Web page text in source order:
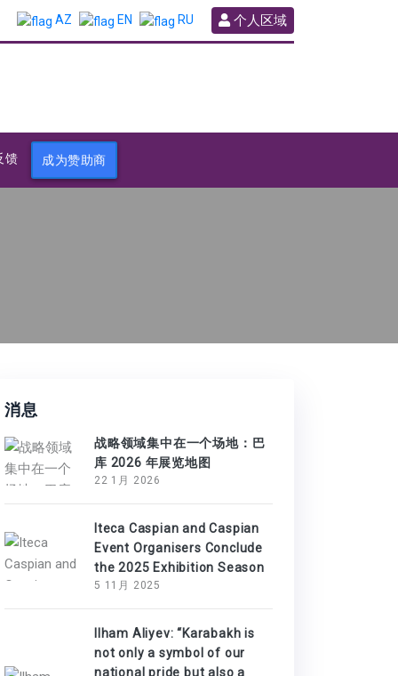
AZ EN RU 个人区域
馈 成为赞助商
消息
战略领域集中在一个场地：巴
库 2026 年展览地图
22 1月 2026
Iteca Caspian and Caspian
Event Organisers Conclude
the 2025 Exhibition Season
5 11月 2025
Ilham Aliyev: “Karabakh is
not only a symbol of our
national pride but also a